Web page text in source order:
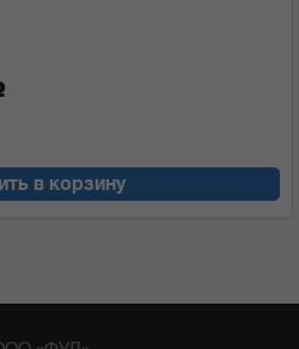
в корзину